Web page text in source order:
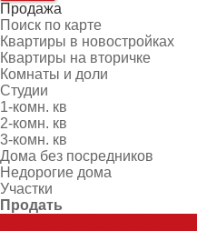
Продажа
Поиск по карте
Квартиры в новостройках
Квартиры на вторичке
Комнаты и доли
Студии
1-комн. кв
2-комн. кв
3-комн. кв
Дома без посредников
Недорогие дома
Участки
Продать